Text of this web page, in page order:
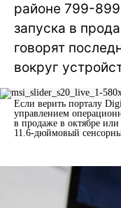
районе 799-
запуска в
говорят
вокруг
Если верить порталу
управлением
в продаже в октябре
11.6-дюймовый